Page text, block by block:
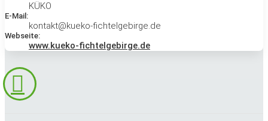
KÜKO
E-Mail:
kontakt@kueko-fichtelgebirge.de
Webseite:
www.kueko-fichtelgebirge.de